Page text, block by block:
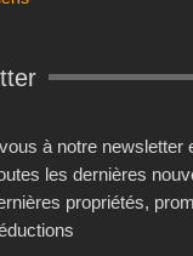
à notre newsletter
les dernières
propriétés,